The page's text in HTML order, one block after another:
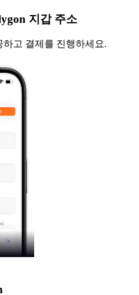
지갑 주소
고 결제를 진행하세요.